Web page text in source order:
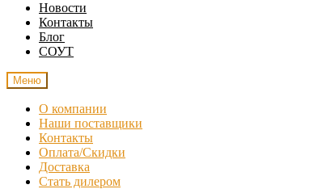
Новости
Контакты
Блог
СОУТ
Меню
О компании
Наши поставщики
Контакты
Оплата/Скидки
Доставка
Стать дилером